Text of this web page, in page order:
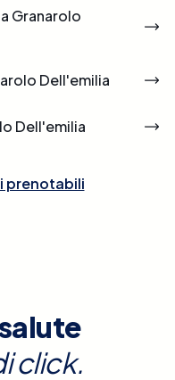
Granarolo
Dell'emilia
Dell'emilia
prenotabili
click.